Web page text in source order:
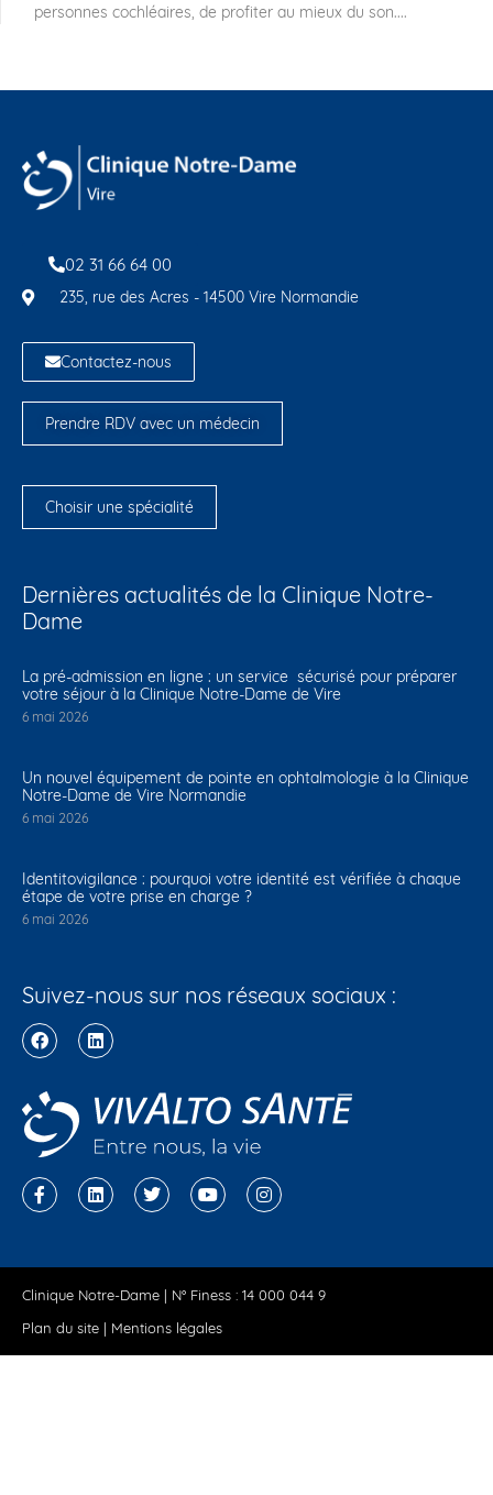
personnes cochléaires, de profiter au mieux du son....
02 31 66 64 00
235, rue des Acres - 14500 Vire Normandie
Contactez-nous
Prendre RDV avec un médecin
Choisir une spécialité
Dernières actualités de la Clinique Notre-
Dame
La pré-admission en ligne : un service sécurisé pour préparer
votre séjour à la Clinique Notre-Dame de Vire
6 mai 2026
Un nouvel équipement de pointe en ophtalmologie à la Clinique
Notre-Dame de Vire Normandie
6 mai 2026
Identitovigilance : pourquoi votre identité est vérifiée à chaque
étape de votre prise en charge ?
6 mai 2026
Suivez-nous sur nos réseaux sociaux :
Clinique Notre-Dame | N° Finess : 14 000 044 9
Plan du site | Mentions légales